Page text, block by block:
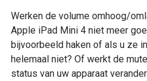
Werken de volume omhoog/
Apple iPad Mini 4 niet meer
bijvoorbeeld haken of als u ze
helemaal niet? Of werkt de
status van uw apparaat